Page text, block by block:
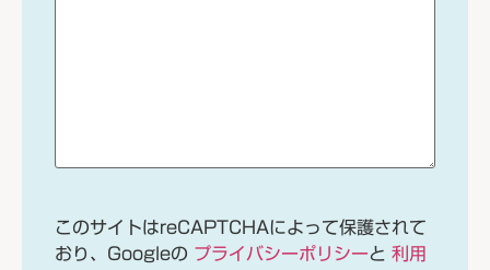
このサイトはreCAPTCHAによって保護されて
おり、Googleの プライバシーポリシーと 利用